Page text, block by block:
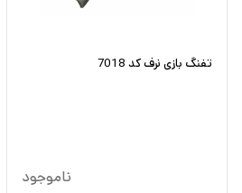
تفنگ بازی نرف کد 7018
ناموجود